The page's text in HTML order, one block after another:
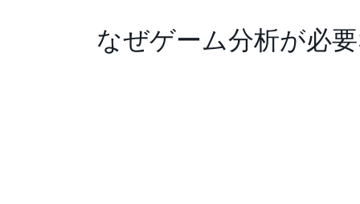
なぜゲーム分析が必